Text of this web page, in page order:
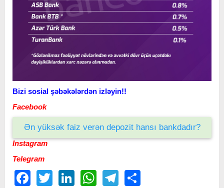
Bizi sosial şəbəkələrdən izləyin!!
Facebook
Ən yüksək faiz verən depozit hansı bankdadır?
Instagram
Telegram
FacebookTwitter LinkedIn WhatsAppTelegram